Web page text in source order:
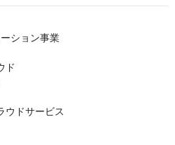
ション事業
ド
ウドサービス​